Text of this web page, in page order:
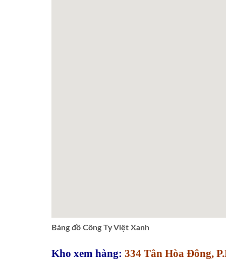
Bảng đồ Công Ty Việt Xanh
Kho xem hàng: 334 Tân Hòa Đông,